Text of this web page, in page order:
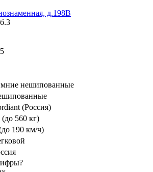
д.198В
нешипованные
(Россия)
(до 560 кг)
190 км/ч)